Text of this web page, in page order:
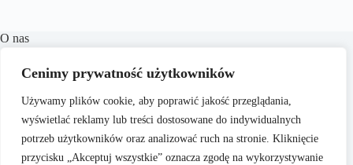
Cenimy prywatność użytkowników
Używamy plików cookie, aby poprawić jakość przeglądania,
wyświetlać reklamy lub treści dostosowane do indywidualnych
potrzeb użytkowników oraz analizować ruch na stronie. Kliknięcie
przycisku „Akceptuj wszystkie” oznacza zgodę na wykorzystywanie
O nas
różnorodne treści z zakresu prawa karnego, cywilnego,
celem jest dostarczanie aktualnych informacji, praktycznych
porad oraz inspiracji, które wspierają czytelników w
zrozumieniu skomplikowanych zagadnień prawnych i
podejmowaniu świadomych decyzji.